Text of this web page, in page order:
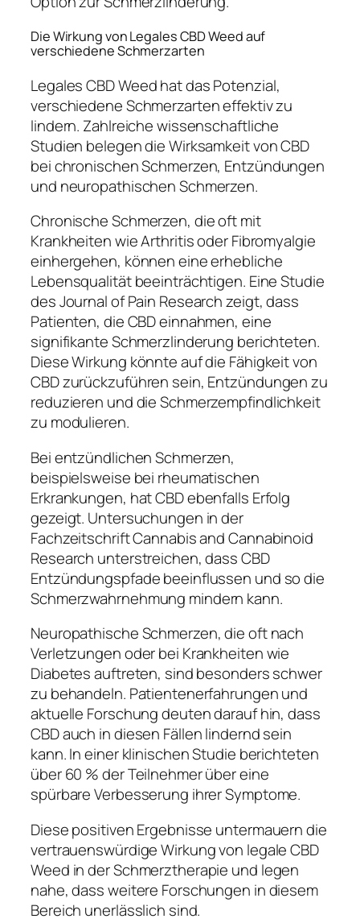
Die Wirkung von Legales CBD Weed auf
verschiedene Schmerzarten
Legales CBD Weed hat das Potenzial,
verschiedene Schmerzarten effektiv zu
lindern. Zahlreiche wissenschaftliche
Studien belegen die Wirksamkeit von CBD
bei chronischen Schmerzen, Entzündungen
und neuropathischen Schmerzen.
Chronische Schmerzen, die oft mit
Krankheiten wie Arthritis oder Fibromyalgie
einhergehen, können eine erhebliche
Lebensqualität beeinträchtigen. Eine Studie
des Journal of Pain Research zeigt, dass
Patienten, die CBD einnahmen, eine
signifikante Schmerzlinderung berichteten.
Diese Wirkung könnte auf die Fähigkeit von
CBD zurückzuführen sein, Entzündungen zu
reduzieren und die Schmerzempfindlichkeit
zu modulieren.
Bei entzündlichen Schmerzen,
beispielsweise bei rheumatischen
Erkrankungen, hat CBD ebenfalls Erfolg
gezeigt. Untersuchungen in der
Fachzeitschrift Cannabis and Cannabinoid
Research unterstreichen, dass CBD
Entzündungspfade beeinflussen und so die
Schmerzwahrnehmung mindern kann.
Neuropathische Schmerzen, die oft nach
Verletzungen oder bei Krankheiten wie
Diabetes auftreten, sind besonders schwer
zu behandeln. Patientenerfahrungen und
aktuelle Forschung deuten darauf hin, dass
CBD auch in diesen Fällen lindernd sein
kann. In einer klinischen Studie berichteten
über 60 % der Teilnehmer über eine
spürbare Verbesserung ihrer Symptome.
Diese positiven Ergebnisse untermauern die
vertrauenswürdige Wirkung von legale CBD
Weed in der Schmerztherapie und legen
nahe, dass weitere Forschungen in diesem
Bereich unerlässlich sind.